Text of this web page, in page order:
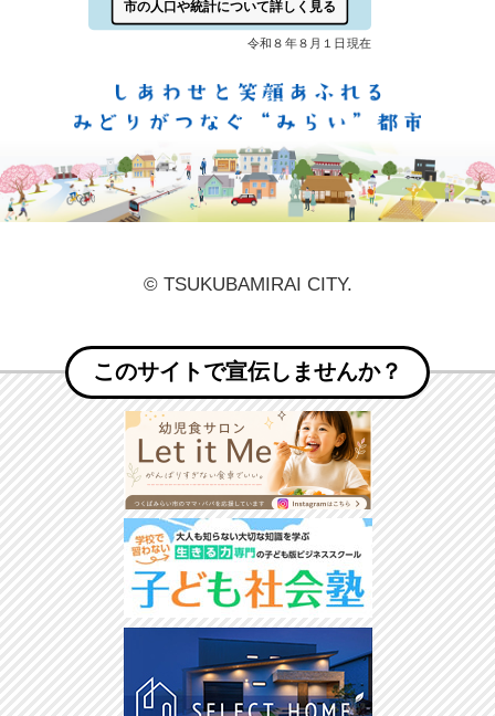
© TSUKUBAMIRAI CITY.
このサイトで宣伝しませんか？